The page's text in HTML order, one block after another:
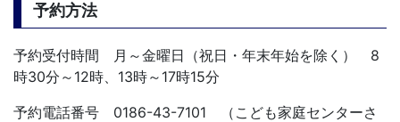
予約方法
予約受付時間 月～金曜日（祝日・年末年始を除く） 8
時30分～12時、13時～17時15分
予約電話番号 0186-43-7101 （こども家庭センターさ